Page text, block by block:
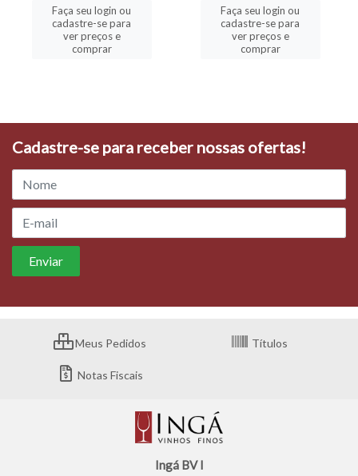
Faça seu login ou
cadastre-se para
ver preços e
comprar
Faça seu login ou
cadastre-se para
ver preços e
comprar
Cadastre-se para receber nossas ofertas!
Meus Pedidos Títulos
Notas Fiscais
Ingá BV I